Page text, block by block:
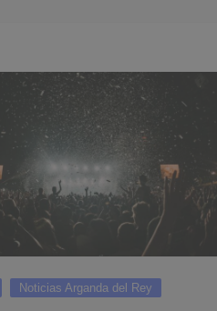
Noticias Arganda del Rey